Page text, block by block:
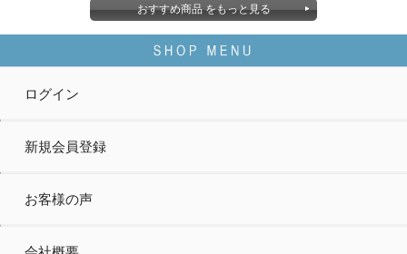
おすすめ商品 をもっと見る
ログイン
新規会員登録
お客様の声